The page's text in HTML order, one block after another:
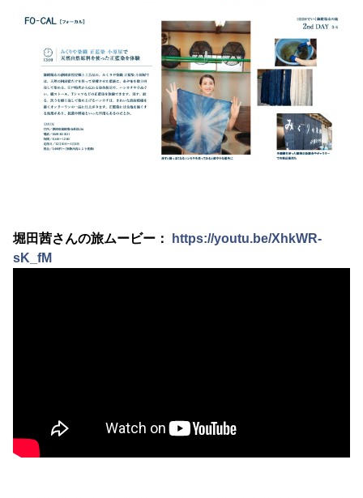
堀田茜さんの旅ムービー：
https://youtu.be/XhkWR-
sK_fM